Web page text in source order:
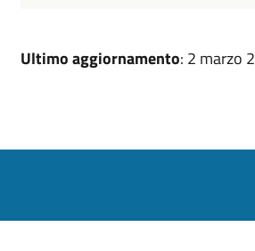
Ultimo aggiornamento: 2 marzo